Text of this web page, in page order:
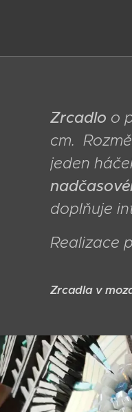
Zrcadlo o
cm.
jeden
doplňuje
Realizace
Zrcadla v